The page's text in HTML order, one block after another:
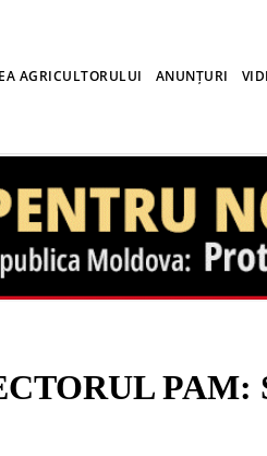
AGRICULTORULUI ANUNȚURI
PAM: